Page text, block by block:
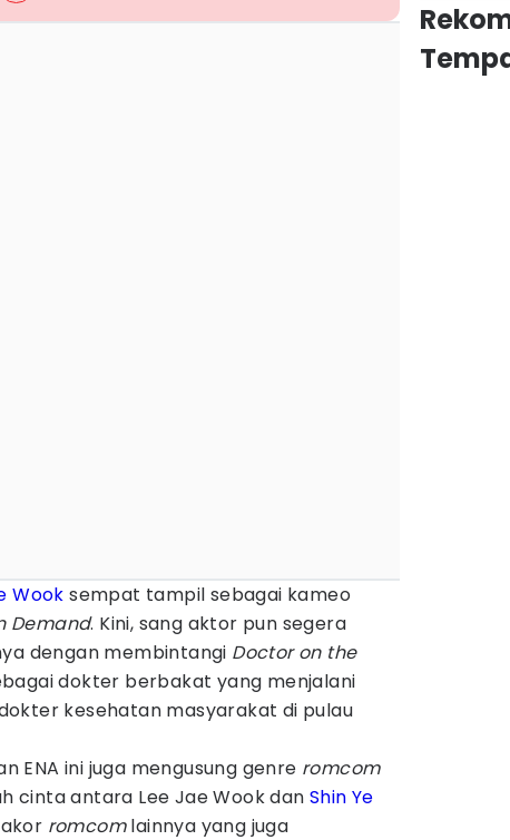
Wook sempat tampil sebagai kameo
Demand. Kini, sang aktor pun segera
dengan membintangi Doctor on the
dokter berbakat yang menjalani
kesehatan masyarakat di pulau
ENA ini juga mengusung genre romcom
cinta antara Lee Jae Wook dan Shin Ye
romcomlainnya yang juga